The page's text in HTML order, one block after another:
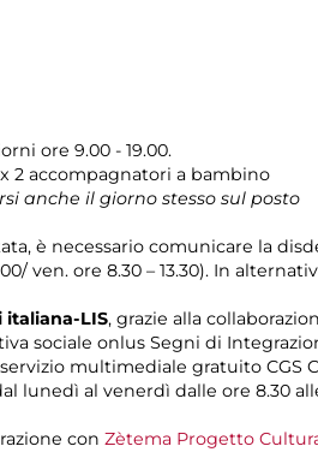
ore 9.00 - 19.00.
2 accompagnatori a bambino
anche il giorno stesso sul posto
è necessario comunicare la
ven. ore 8.30 – 13.30). In
italiana-LIS, grazie alla
sociale onlus Segni di
multimediale gratuito CGS
lunedì al venerdì dalle ore 8.30
con Zètema Progetto